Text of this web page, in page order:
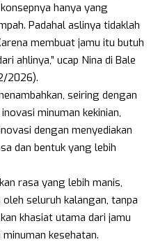
hanya yang
Padahal aslinya tidaklah
membuat jamu itu butuh
ahlinya,” ucap Nina di Bale
2026).
seiring dengan
minuman kekinian,
dengan menyediakan
dan bentuk yang lebih
rasa yang lebih manis,
seluruh kalangan, tanpa
khasiat utama dari jamu
kesehatan.